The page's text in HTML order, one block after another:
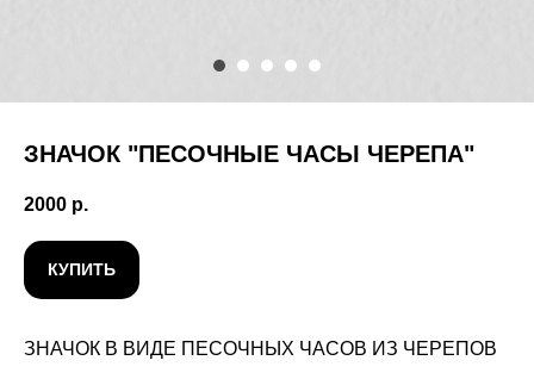
ЗНАЧОК "ПЕСОЧНЫЕ ЧАСЫ ЧЕРЕПА"
2000 р.
КУПИТЬ
ЗНАЧОК В ВИДЕ ПЕСОЧНЫХ ЧАСОВ ИЗ ЧЕРЕПОВ